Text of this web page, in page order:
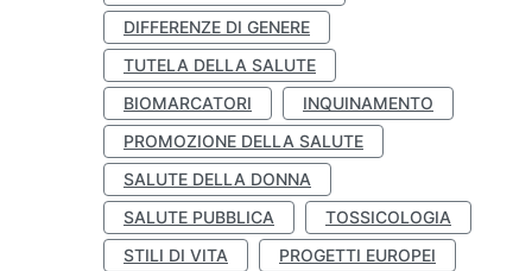
DIFFERENZE DI GENERE
TUTELA DELLA SALUTE
BIOMARCATORI
INQUINAMENTO
PROMOZIONE DELLA SALUTE
SALUTE DELLA DONNA
SALUTE PUBBLICA
TOSSICOLOGIA
STILI DI VITA
PROGETTI EUROPEI